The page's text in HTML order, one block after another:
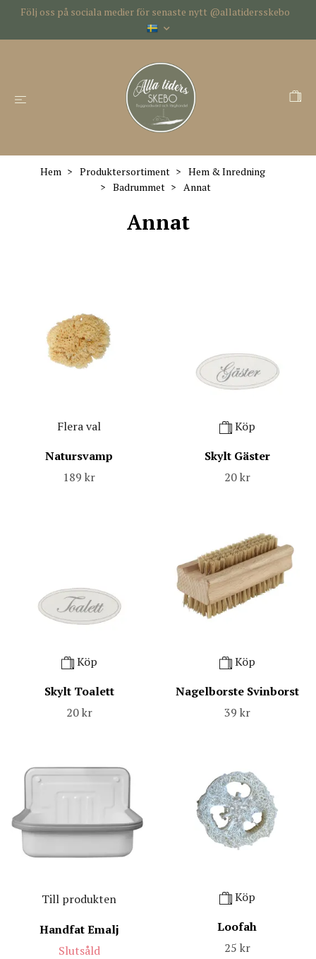
Följ oss på sociala medier för senaste nytt @allatidersskebo
Hem Produktersortiment
Hem & Inredning
Badrummet
Annat
Annat
Flera val
Natursvamp
189 kr
Köp
Skylt Gäster
20 kr
Köp
Skylt Toalett
20 kr
Köp
Nagelborste Svinborst
39 kr
Till produkten
Handfat Emalj
Slutsåld
Köp
Loofah
25 kr